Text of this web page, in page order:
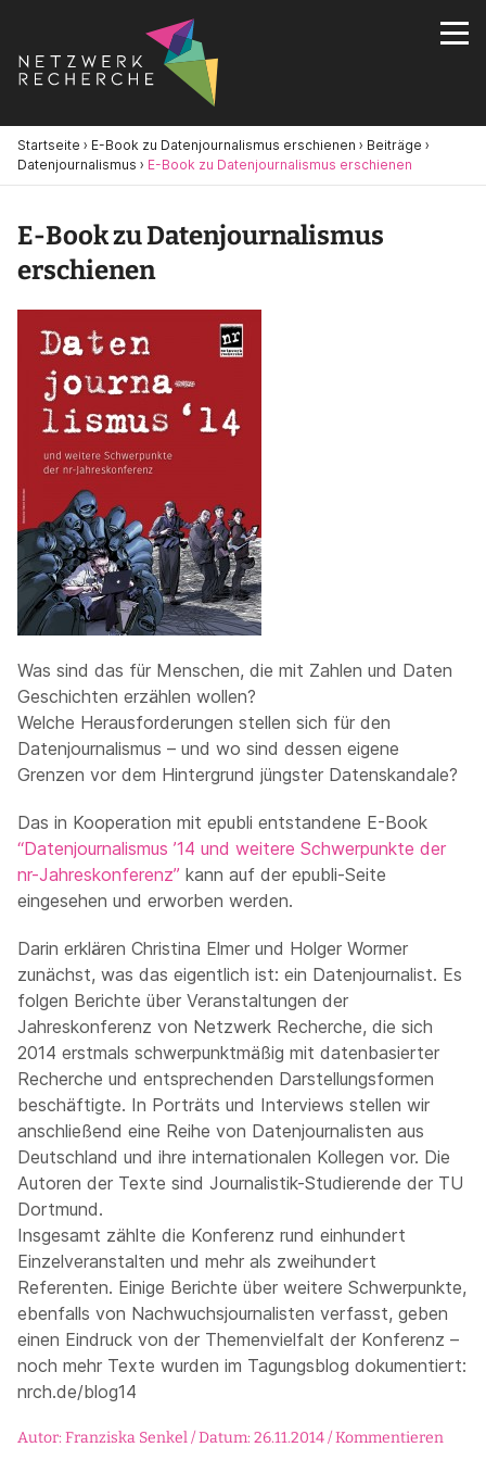
Startseite › E-Book zu Datenjournalismus erschienen › Beiträge ›
Datenjournalismus › E-Book zu Datenjournalismus erschienen
E-Book zu Datenjournalismus
erschienen
Was sind das für Menschen, die mit Zahlen und Daten
Geschichten erzählen wollen?
Welche Herausforderungen stellen sich für den
Datenjournalismus – und wo sind dessen eigene
Grenzen vor dem Hintergrund jüngster Datenskandale?
Das in Kooperation mit epubli entstandene E-Book
“Datenjournalismus ’14 und weitere Schwerpunkte der
nr-Jahreskonferenz” kann auf der epubli-Seite
eingesehen und erworben werden.
Darin erklären Christina Elmer und Holger Wormer
zunächst, was das eigentlich ist: ein Datenjournalist. Es
folgen Berichte über Veranstaltungen der
Jahreskonferenz von Netzwerk Recherche, die sich
2014 erstmals schwerpunktmäßig mit datenbasierter
Recherche und entsprechenden Darstellungsformen
beschäftigte. In Porträts und Interviews stellen wir
anschließend eine Reihe von Datenjournalisten aus
Deutschland und ihre internationalen Kollegen vor. Die
Autoren der Texte sind Journalistik-Studierende der TU
Dortmund.
Insgesamt zählte die Konferenz rund einhundert
Einzelveranstalten und mehr als zweihundert
Referenten. Einige Berichte über weitere Schwerpunkte,
ebenfalls von Nachwuchsjournalisten verfasst, geben
einen Eindruck von der Themenvielfalt der Konferenz –
noch mehr Texte wurden im Tagungsblog dokumentiert:
nrch.de/blog14
Autor: Franziska Senkel / Datum: 26.11.2014 /Kommentieren